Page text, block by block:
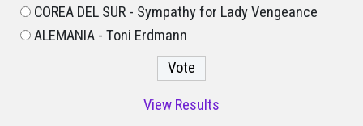
COREA DEL SUR - Sympathy for Lady Vengeance
ALEMANIA - Toni Erdmann
View Results